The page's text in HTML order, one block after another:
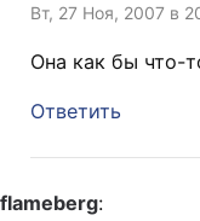
Вт, 27 Ноя, 2007 в
Она как бы что-
Ответить
flameberg: